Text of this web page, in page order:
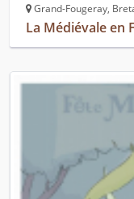
Grand-Fougeray,
La Médiévale en